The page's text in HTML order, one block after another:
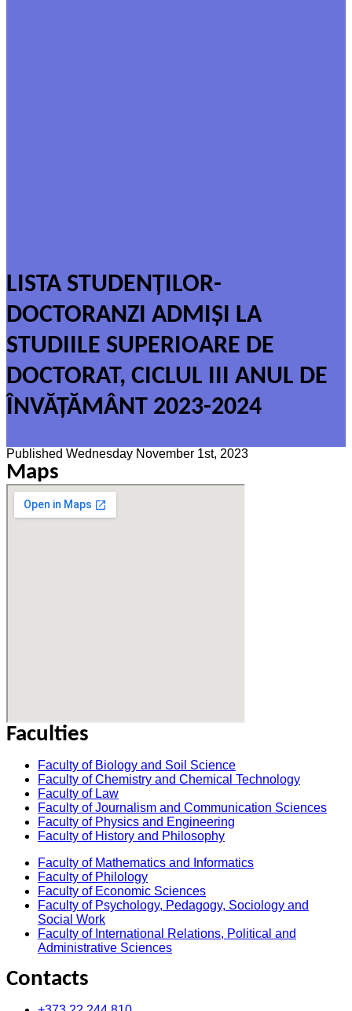
LISTA STUDENȚILOR-
DOCTORANZI ADMIȘI LA
STUDIILE SUPERIOARE DE
DOCTORAT, CICLUL III ANUL DE
ÎNVĂȚĂMÂNT 2023-2024
Published Wednesday November 1st, 2023
Maps
Faculties
Faculty of Biology and Soil Science
Faculty of Chemistry and Chemical Technology
Faculty of Law
Faculty of Journalism and Communication Sciences
Faculty of Physics and Engineering
Faculty of History and Philosophy
Faculty of Mathematics and Informatics
Faculty of Philology
Faculty of Economic Sciences
Faculty of Psychology, Pedagogy, Sociology and
Social Work
Faculty of International Relations, Political and
Administrative Sciences
Contacts